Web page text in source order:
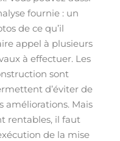
fournie : un
de ce qu’il
appel à plusieurs
à effectuer. Les
sont
d’éviter de
améliorations. Mais
rentables, il faut
de la mise